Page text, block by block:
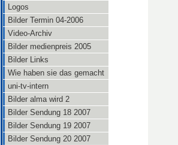
Logos
Bilder Termin 04-2006
Video-Archiv
Bilder medienpreis 2005
Bilder Links
Wie haben sie das gemacht
uni-tv-intern
Bilder alma wird 2
Bilder Sendung 18 2007
Bilder Sendung 19 2007
Bilder Sendung 20 2007